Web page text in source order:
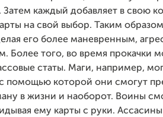
Затем каждый добавляет в свою
на свой выбор. Таким
его более маневренным,
Более того, во время прокачки
статы. Маги, например,
помощью которой они смогут
в жизни и наоборот. Воины
ему карты с руки.